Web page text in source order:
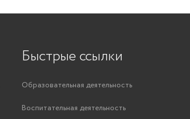
Быстрые ссылки
Образовательная деятельность
Воспитательная деятельность